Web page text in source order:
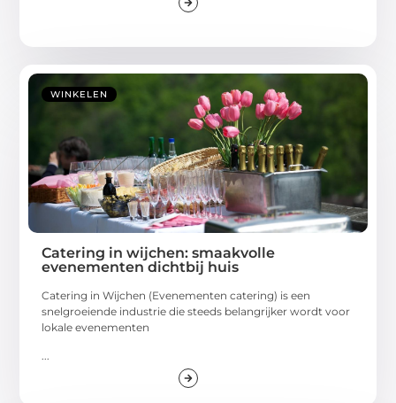
WINKELEN
Catering in wijchen: smaakvolle
evenementen dichtbij huis
Catering in Wijchen (Evenementen catering) is een
snelgroeiende industrie die steeds belangrijker wordt voor
lokale evenementen
...